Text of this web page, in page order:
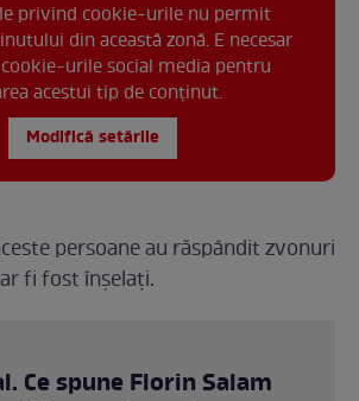
privind cookie-urile nu permit
din această zonă. E necesar
urile social media pentru
acestui tip de conținut.
Modifică setările
persoane au răspândit zvonuri
fi fost înșelați.
Ce spune Florin Salam